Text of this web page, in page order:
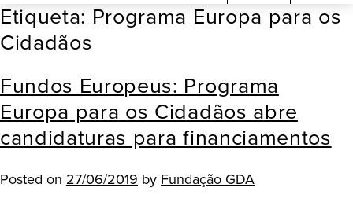
Skip
to
content
Etiqueta: Programa Europa para os
Cidadãos
Fundos Europeus: Programa
Europa para os Cidadãos abre
candidaturas para financiamentos
Posted on 27/06/2019 by Fundação GDA